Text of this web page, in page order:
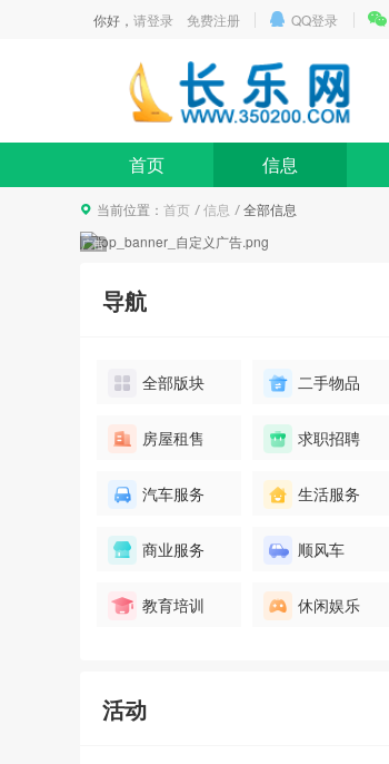
你好， 请登录 免费注册 QQ登录
首页 信息
当前位置： 首页 信息 全部信息
导航
全部版块 二手物品
房屋租售 求职招聘
汽车服务 生活服务
商业服务 顺风车
教育培训 休闲娱乐
活动
碧桂园高档别墅看房团
报名
爱情初体验 - “心有灵犀、姻缘